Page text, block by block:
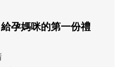
孕媽咪的第一份禮